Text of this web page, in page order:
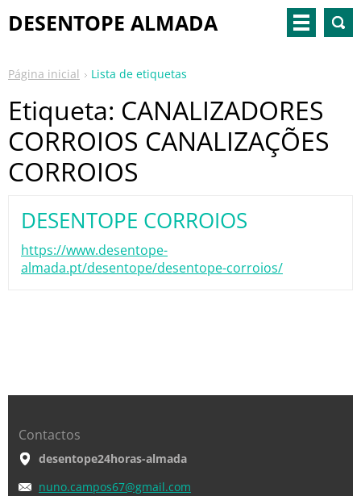
DESENTOPE ALMADA
Página inicial Lista de etiquetas
Etiqueta: CANALIZADORES
CORROIOS CANALIZAÇÕES
CORROIOS
DESENTOPE CORROIOS
https://www.desentope-
almada.pt/desentope/desentope-corroios/
Contactos
desentope24horas-almada
nuno.campos67@gmail.com